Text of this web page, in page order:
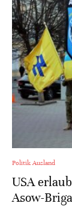
Politik Ausland
USA
Asow-